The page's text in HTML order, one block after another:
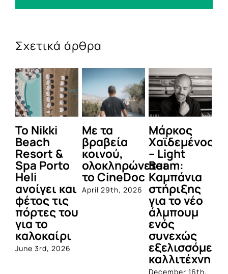
Σχετικά άρθρα
To Nikki
Beach
Resort &
Spa Porto
Heli
ανοίγει και
φέτος τις
πόρτες του
για το
καλοκαίρι
June 3rd, 2026
Με τα
βραβεία
κοινού,
ολοκληρώνεται
το CineDoc
April 29th, 2026
Μάρκος
Χαϊδεμένος
– Light
Beam:
Καμπάνια
στήριξης
για το νέο
άλμπουμ
ενός
συνεχώς
καλλιτέχνη
December 16th,